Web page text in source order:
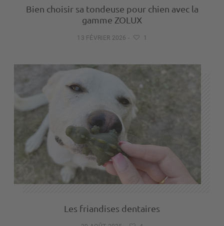
Bien choisir sa tondeuse pour chien avec la
gamme ZOLUX
13 FÉVRIER 2026 - 1
Les friandises dentaires